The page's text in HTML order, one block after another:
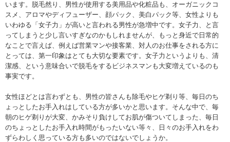
います。脱毛然り、男性が使用する美用品や化粧品も、オーガニックコ
スメ、アロマやディフューザー、顔パック、美白パック等、女性よりも
いわゆる「女子力」が高いと言われる男性が急増中です。女子力、と言
ってしまうと少し言いすぎなのかもしれませんが、もっと身近で日常的
なことで言えば、例えば営業マンや接客業、対人のお仕事をされる方に
とっては、第一印象はとても大切な要素です。女子力というよりも、清
潔感、という意味合いで脱毛をするビジネスマンも大変増えているのも
事実です。
女性ほどとは言わずとも、男性の皆さんも除毛やヒゲ剃り等、毎日のち
ょっとしたお手入れはしている方が多いかと思います。そんな中で、毎
朝のヒゲ剃りが大変、かみそり負けしてお肌が傷ついてしまった、毎日
のちょっとしたお手入れ時間がもったいない等々、日々のお手入れをわ
ずらわしく思っている方も多いのではないでしょうか。